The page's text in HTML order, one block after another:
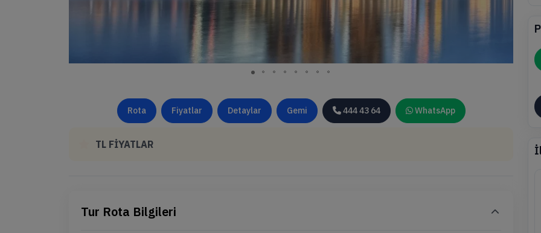
Rota Fiyatlar Detaylar Gemi 444 43 64 WhatsApp
TL FİYATLAR
Tur Rota Bilgileri